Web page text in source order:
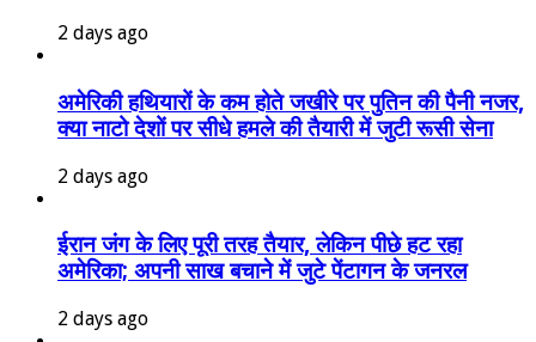
2 days ago
अमेरिकी हथियारों के कम होते जखीरे पर पुतिन की पैनी नजर,
क्या नाटो देशों पर सीधे हमले की तैयारी में जुटी रूसी सेना
2 days ago
ईरान जंग के लिए पूरी तरह तैयार, लेकिन पीछे हट रहा
अमेरिका; अपनी साख बचाने में जुटे पेंटागन के जनरल
2 days ago